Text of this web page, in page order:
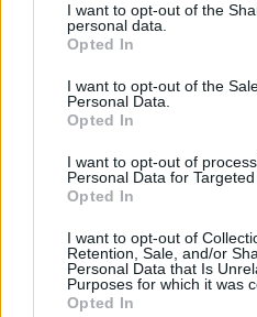
I want to opt-out of the
personal data.
Opted In
I want to opt-out of the
Personal Data.
Opted In
I want to opt-out of
Personal Data for Targeted
Opted In
I want to opt-out of
Retention, Sale, and/or
Personal Data that Is
Purposes for which it was
Opted In
Πριν 8 ημέρες
Τρίτος στη σφαιροβολία